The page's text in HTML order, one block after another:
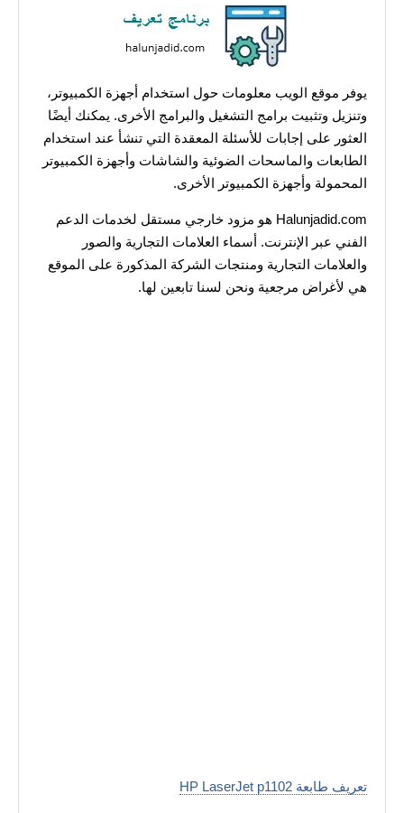
يوفر موقع الويب معلومات حول استخدام أجهزة الكمبيوتر،
وتنزيل وتثبيت برامج التشغيل والبرامج الأخرى. يمكنك أيضًا
العثور على إجابات للأسئلة المعقدة التي تنشأ عند استخدام
الطابعات والماسحات الضوئية والشاشات وأجهزة الكمبيوتر
المحمولة وأجهزة الكمبيوتر الأخرى.
Halunjadid.com هو مزود خارجي مستقل لخدمات الدعم
الفني عبر الإنترنت. أسماء العلامات التجارية والصور
والعلامات التجارية ومنتجات الشركة المذكورة على الموقع
هي لأغراض مرجعية ونحن لسنا تابعين لها.
تعريف طابعة HP LaserJet p1102